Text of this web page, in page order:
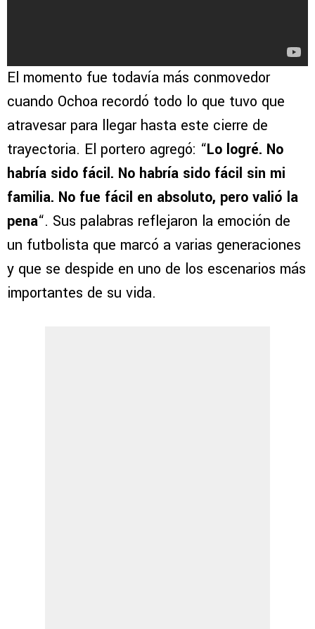
El momento fue todavía más conmovedor
cuando Ochoa recordó todo lo que tuvo que
atravesar para llegar hasta este cierre de
trayectoria. El portero agregó: “Lo logré. No
habría sido fácil. No habría sido fácil sin mi
familia. No fue fácil en absoluto, pero valió la
pena“. Sus palabras reflejaron la emoción de
un futbolista que marcó a varias generaciones
y que se despide en uno de los escenarios más
importantes de su vida.